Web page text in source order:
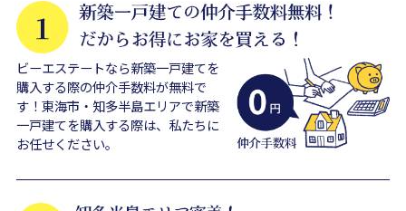
ビーエステートなら新築一戸建てを
購入する際の仲介手数料が無料で
す！東海市・知多半島エリアで新築
一戸建てを購入する際は、私たちに
お任せください。